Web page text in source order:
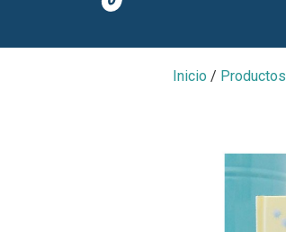
Inicio / Productos